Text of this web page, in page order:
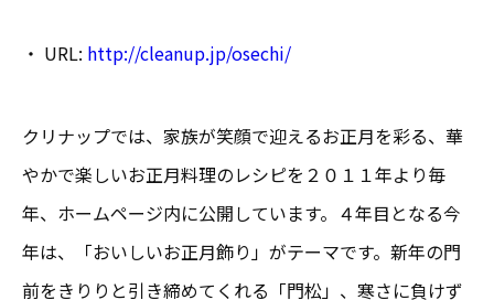
・ URL: http://cleanup.jp/osechi/
クリナップでは、家族が笑顔で迎えるお正月を彩る、華
やかで楽しいお正月料理のレシピを２０１１年より毎
年、ホームページ内に公開しています。４年目となる今
年は、「おいしいお正月飾り」がテーマです。新年の門
前をきりりと引き締めてくれる「門松」、寒さに負けず